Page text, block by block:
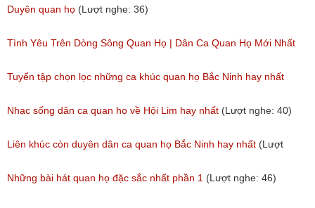
thích nhất hiện nay
(Lượt nghe: 173)
Duyên quan họ (Lượt nghe: 36)
Tình Yêu Trên Dòng Sông Quan Họ | Dân Ca Quan Họ Mới Nhất
2018
(Lượt nghe: 31)
Tuyển tập chọn lọc những ca khúc quan họ Bắc Ninh hay nhất
(Lượt nghe: 214)
Nhạc sống dân ca quan họ về Hội Lim hay nhất (Lượt nghe: 40)
Liên khúc còn duyên dân ca quan họ Bắc Ninh hay nhất (Lượt
nghe: 108)
Những bài hát quan họ đặc sắc nhất phần 1 (Lượt nghe: 46)